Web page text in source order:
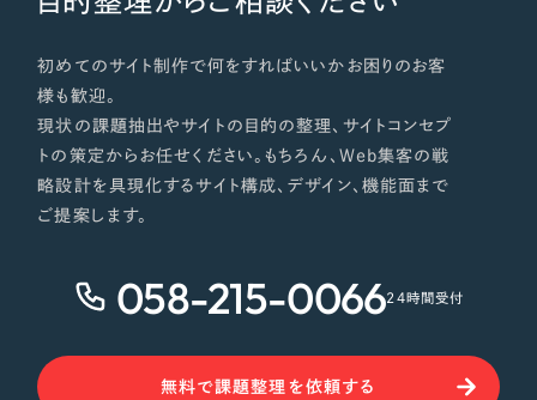
初めてのサイト制作で何をすればいいかお困りのお客
様も歓迎。
現状の課題抽出やサイトの目的の整理、サイトコンセプ
トの策定からお任せください。もちろん、Web集客の戦
略設計を具現化するサイト構成、デザイン、機能面まで
ご提案します。
058-215-006624時間受付
無料で課題整理を依頼する